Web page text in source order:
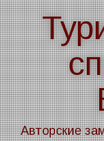
Skip
to
content
Авторские